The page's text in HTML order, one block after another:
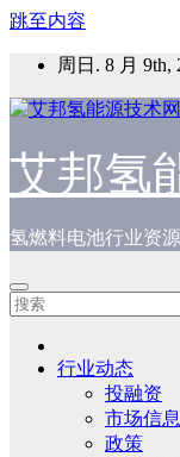
跳至内容
周日. 8 月 9th,
艾邦氢
氢燃料电池行业资
行业动态
投融资
市场信息
政策